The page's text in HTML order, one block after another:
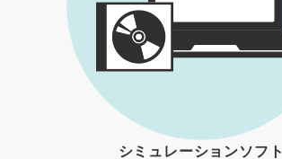
シミュレーションソフト